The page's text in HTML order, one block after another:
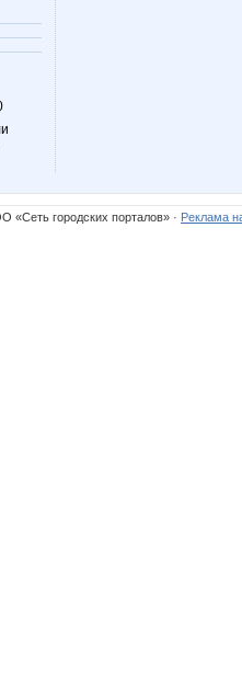
«Сеть городских порталов» · Реклама